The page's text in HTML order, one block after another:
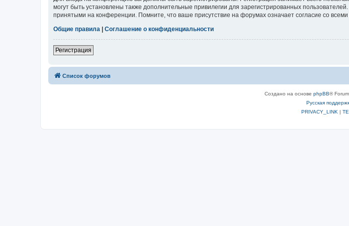
могут быть установлены также дополнительные привилегии для зарегистрированных
принятыми на конференции. Помните, что ваше присутствие на форумах означает согласие со
Общие правила
Соглашение о конфиденциальности
Регистрация
Список форумов
Создано на основе phpBB®
Русская
PRIVACY_LINK |